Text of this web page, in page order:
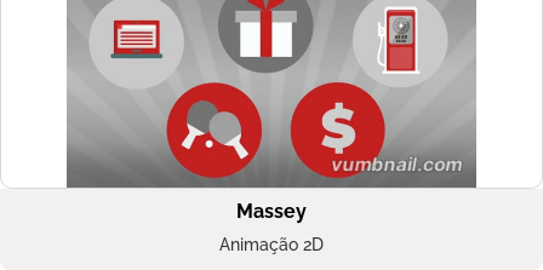
Massey
Animação 2D